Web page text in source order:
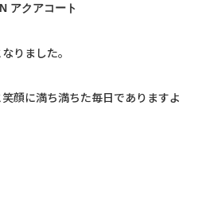
アクアコート
りました。
顔に満ち満ちた毎日でありますよ